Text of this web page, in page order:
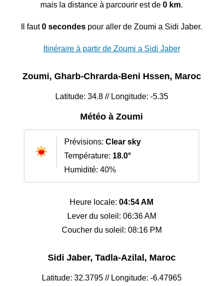
mais la distance à parcourir est de 0 km.
Il faut0 secondes pour aller de Zoumi a Sidi Jaber.
Itinéraire à partir de Zoumi a Sidi Jaber
Zoumi, Gharb-Chrarda-Beni Hssen, Maroc
Latitude: 34.8 // Longitude: -5.35
Météo à Zoumi
Prévisions: Clear sky
Température: 18.0°
Humidité: 40%
Heure locale: 04:54 AM
Lever du soleil: 06:36 AM
Coucher du soleil: 08:16 PM
Sidi Jaber, Tadla-Azilal, Maroc
Latitude: 32.3795 // Longitude: -6.47965